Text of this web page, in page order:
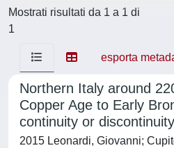
Mostrati risultati da 1 a 1 di
1
esporta
Northern Italy around
Copper Age to Early
continuity or
2015 Leonardi, Giovanni;